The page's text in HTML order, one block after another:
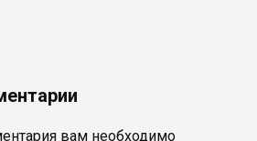
вам необходимо